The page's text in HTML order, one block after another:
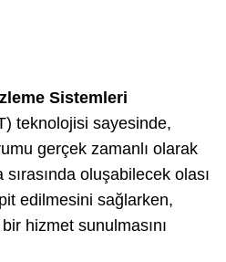
Sistemleri
teknolojisi sayesinde,
gerçek zamanlı olarak
oluşabilecek olası
edilmesini sağlarken,
hizmet sunulmasını